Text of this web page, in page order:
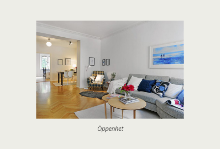
Öppenhet